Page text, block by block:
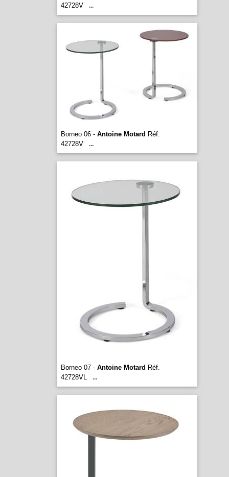
42728V
...
Borneo 06 - Antoine Motard Réf.
42728V
...
Borneo 07 - Antoine Motard Réf.
42728VL
...